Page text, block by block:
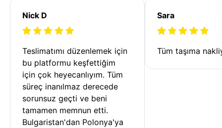
Nick D
Teslimatımı düzenlemek için
bu platformu keşfettiğim
için çok heyecanlıyım. Tüm
süreç inanılmaz derecede
sorunsuz geçti ve beni
tamamen memnun etti.
Bulgaristan'dan Polonya'ya
Sara
Tüm taşıma